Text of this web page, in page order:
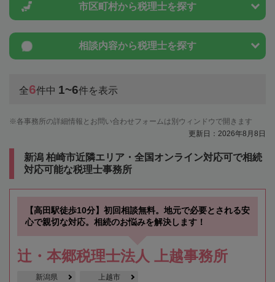
市区町村から税理士を探す
相談内容から税理士を探す
全6件中 1~6件を表示
各事務所の詳細情報とお問い合わせフォームは別ウィンドウで開きます
更新日：2026年8月8日
新潟 柏崎市近隣エリア・全国オンライン対応可で相続
対応可能な税理士事務所
【高田駅徒歩10分】初回相談無料。地元で必要とされる安
心で親切な対応。相続のお悩みを解決します！
辻・本郷税理士法人 上越事務所
新潟県 上越市